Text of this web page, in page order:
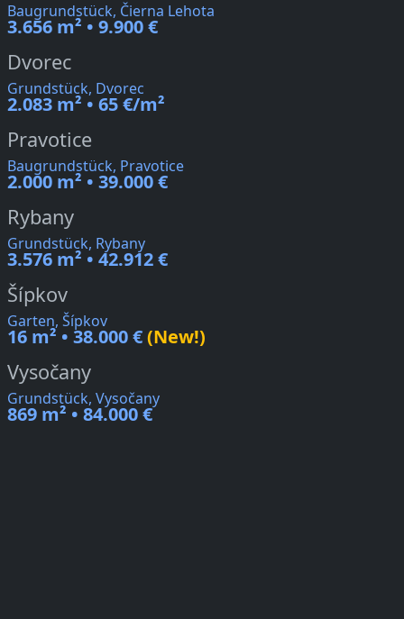
Baugrundstück, Čierna Lehota
3.656 m² • 9.900 €
Dvorec
Grundstück, Dvorec
2.083 m² • 65 €/m²
Pravotice
Baugrundstück, Pravotice
2.000 m² • 39.000 €
Rybany
Grundstück, Rybany
3.576 m² • 42.912 €
Šípkov
Garten, Šípkov
16 m² • 38.000 €(New!)
Vysočany
Grundstück, Vysočany
869 m² • 84.000 €